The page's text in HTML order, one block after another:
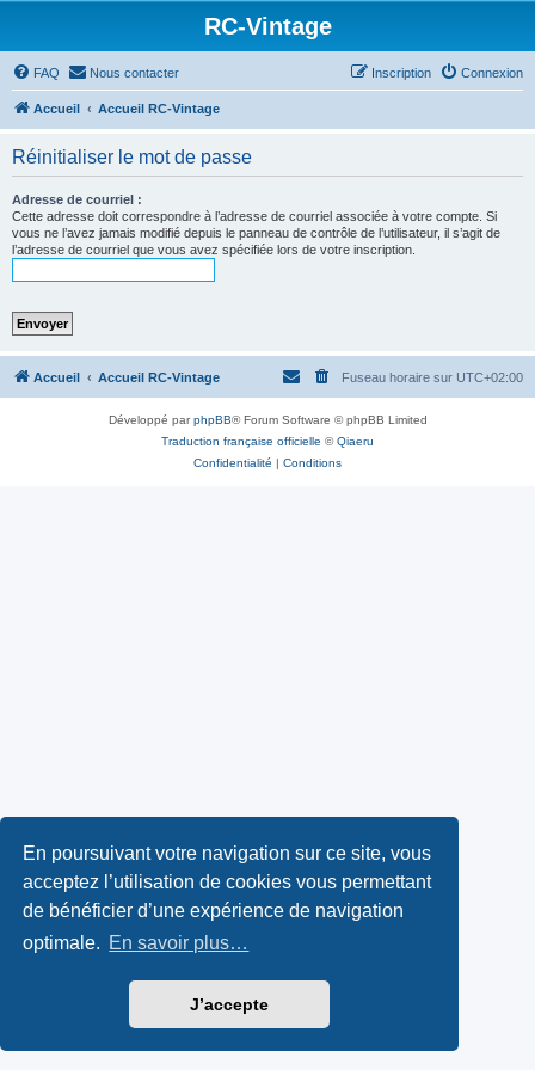
En poursuivant votre navigation sur ce site, vous
acceptez l’utilisation de cookies vous permettant
de bénéficier d’une expérience de navigation
optimale. En savoir plus…
J’accepte
RC-Vintage
FAQ Nous contacter Connexion
Inscription
Accueil Accueil RC-Vintage
Réinitialiser le mot de passe
Adresse de courriel :
Cette adresse doit correspondre à l’adresse de courriel associée à votre compte. Si
vous ne l’avez jamais modifié depuis le panneau de contrôle de l’utilisateur, il s’agit de
l’adresse de courriel que vous avez spécifiée lors de votre inscription.
Accueil Accueil RC-Vintage Fuseau horaire sur UTC+02:00
Développé parphpBB® Forum Software © phpBB Limited
Traduction française officielle ©Qiaeru
Confidentialité | Conditions